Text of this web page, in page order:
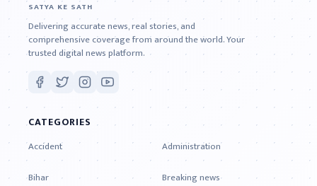
SATYA KE SATH
Delivering accurate news, real stories, and
comprehensive coverage from around the world. Your
trusted digital news platform.
CATEGORIES
Accident
Administration
Bihar
Breaking news